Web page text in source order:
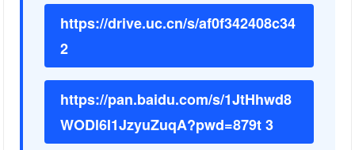
https://drive.uc.cn/s/af0f342408c34
2
https://pan.baidu.com/s/1JtHhwd8
WODl6I1JzyuZuqA?pwd=879t 3